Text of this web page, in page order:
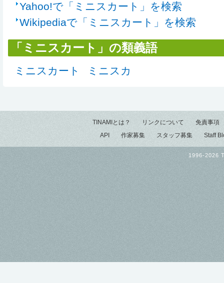
Yahoo!で「ミニスカート」を検索
Wikipediaで「ミニスカート」を検索
「ミニスカート」の類義語
ミニスカート ミニスカ
TINAMIとは？ リンクについて
免責事項
API
作家募集 スタッフ募集 Staff
1996-2026